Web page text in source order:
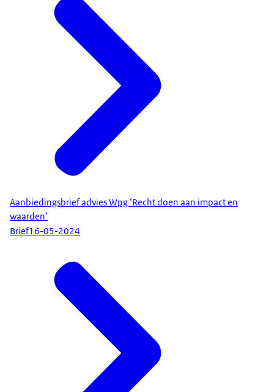
Aanbiedingsbrief advies Wpg ‘Recht doen aan impact en
waarden’
Brief16-05-2024